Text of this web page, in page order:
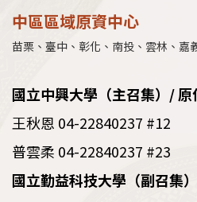
中區區域原資中心
苗栗、臺中、彰化、南投、雲林、嘉
國立中興大學（主召集）/
王秋恩 04-22840237 #12
普雲柔 04-22840237 #23
國立勤益科技大學 （副召集）